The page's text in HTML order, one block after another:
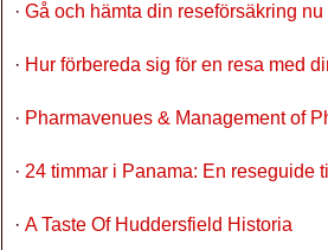
· Gå och hämta din reseförsäkring nu
· Hur förbereda sig för en resa med
· Pharmavenues & Management of
· 24 timmar i Panama: En reseguide
· A Taste Of Huddersfield Historia